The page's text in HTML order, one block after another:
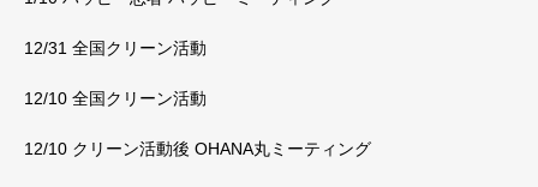
12/31 全国クリーン活動
12/10 全国クリーン活動
12/10 クリーン活動後 OHANA丸ミーティング